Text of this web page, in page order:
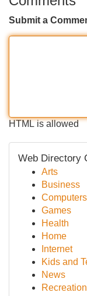
Submit a
HTML is allowed
Web Directory
Arts
Business
Computers
Games
Health
Home
Internet
Kids and
News
Recreation